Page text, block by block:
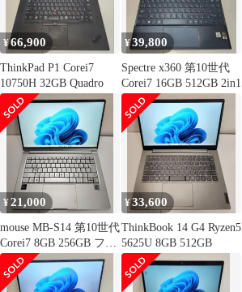
¥66,900
ThinkPad P1 Corei7
10750H 32GB Quadro
¥39,800
Spectre x360 第10世代
Corei7 16GB 512GB 2in1
¥21,000
mouse MB-S14 第10世代
Corei7 8GB 256GB フル
HD
¥33,600
ThinkBook 14 G4 Ryzen5
5625U 8GB 512GB